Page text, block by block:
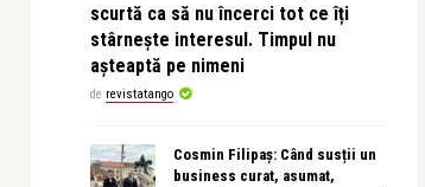
scurtă ca să nu încerci tot ce îți
stârnește interesul. Timpul nu
așteaptă pe nimeni
de revistatango
Cosmin Filipaș: Când susții un
business curat, asumat,